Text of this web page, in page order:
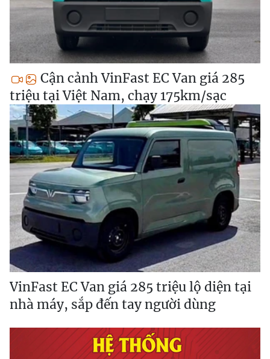
Cận cảnh VinFast EC Van giá 285
triệu tại Việt Nam, chạy 175km/sạc
VinFast EC Van giá 285 triệu lộ diện tại
nhà máy, sắp đến tay người dùng